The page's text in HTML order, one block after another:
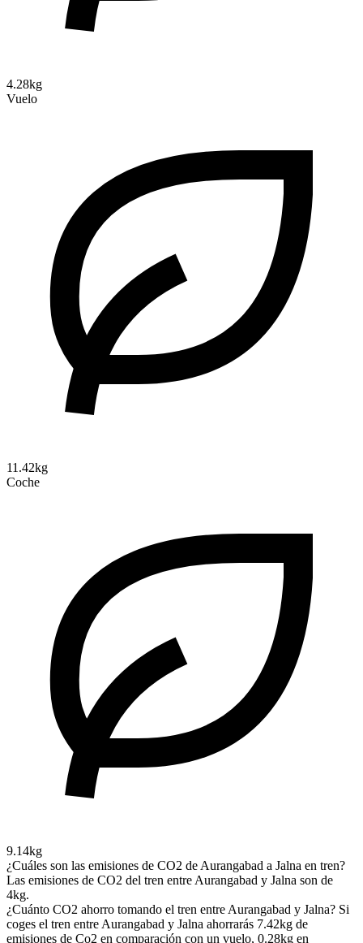
4.28kg
Vuelo
11.42kg
Coche
9.14kg
¿Cuáles son las emisiones de CO2 de Aurangabad a Jalna en tren?
Las emisiones de CO2 del tren entre Aurangabad y Jalna son de
4kg.
¿Cuánto CO2 ahorro tomando el tren entre Aurangabad y Jalna? Si
coges el tren entre Aurangabad y Jalna ahorrarás 7.42kg de
emisiones de Co2 en comparación con un vuelo, 0.28kg en